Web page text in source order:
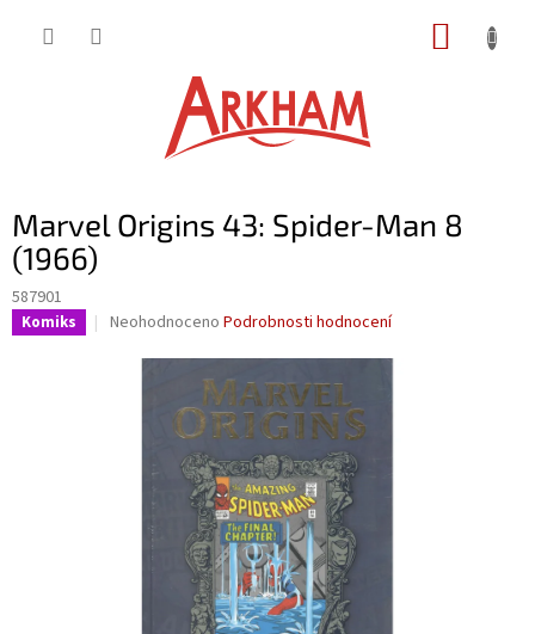
Marvel Origins 43: Spider-Man 8
(1966)
587901
Komiks
Průměrné
produktu
hvězdiček.
Neohodnoceno Podrobnosti hodnocení